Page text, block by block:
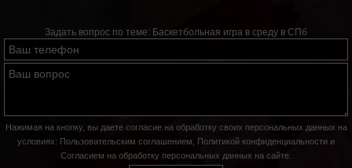
Задать вопрос по теме: Баскетбольная игра в среду в СПб
Нажимая на кнопку, вы даете согласие на обработку своих персональных данных на
условиях: Пользовательским соглашением Политикой конфиденциальности и
Согласием на обработку персональных данных на сайте